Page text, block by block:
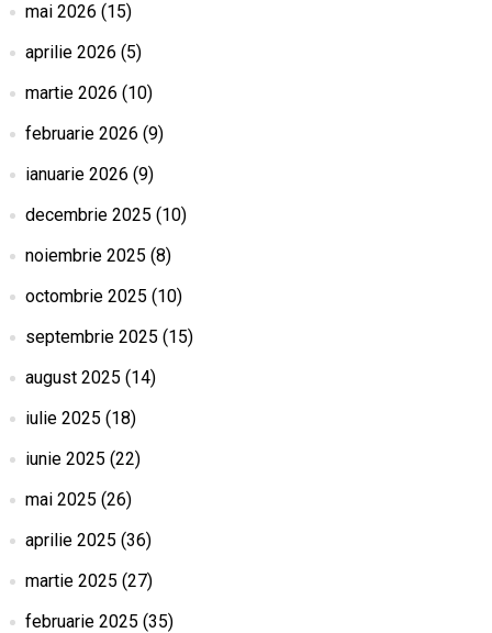
mai 2026 (15)
aprilie 2026 (5)
martie 2026 (10)
februarie 2026 (9)
ianuarie 2026 (9)
decembrie 2025 (10)
noiembrie 2025 (8)
octombrie 2025 (10)
septembrie 2025 (15)
august 2025 (14)
iulie 2025 (18)
iunie 2025 (22)
mai 2025 (26)
aprilie 2025 (36)
martie 2025 (27)
februarie 2025 (35)